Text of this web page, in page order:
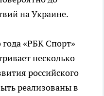
на Украине.
«РБК Спорт»
несколько
российского
реализованы в